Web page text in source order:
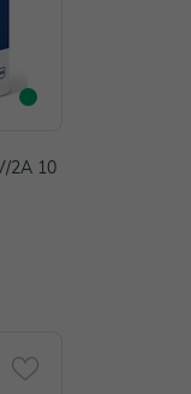
2A 10